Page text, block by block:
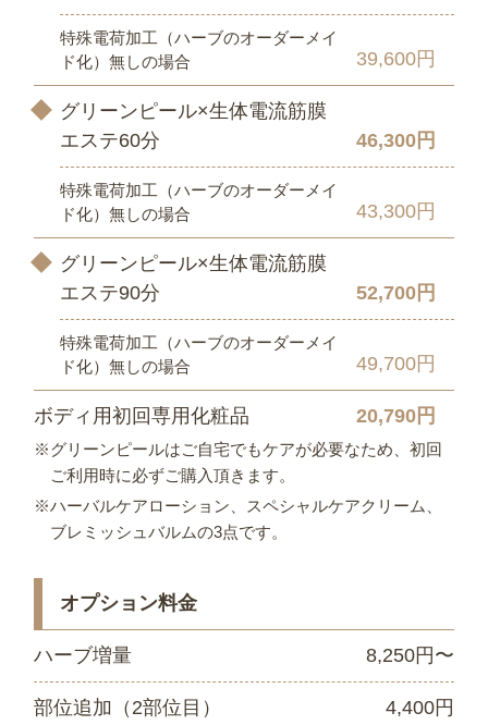
特殊電荷加工（ハーブのオーダーメイ
ド化）無しの場合
39,600円
グリーンピール×生体電流筋膜
エステ60分
46,300円
特殊電荷加工（ハーブのオーダーメイ
ド化）無しの場合
43,300円
グリーンピール×生体電流筋膜
エステ90分
52,700円
特殊電荷加工（ハーブのオーダーメイ
ド化）無しの場合
49,700円
ボディ用初回専用化粧品 20,790円
※グリーンピールはご自宅でもケアが必要なため、初回
ご利用時に必ずご購入頂きます。
※ハーバルケアローション、スペシャルケアクリーム、
ブレミッシュバルムの3点です。
オプション料金
ハーブ増量 8,250円〜
部位追加（2部位目） 4,400円